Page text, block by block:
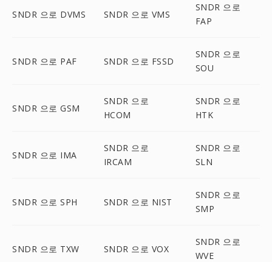
SNDR 으로 DVMS SNDR 으로 VMS
SNDR 으로
FAP
SNDR 으로 PAF SNDR 으로 FSSD
SNDR 으로
SOU
SNDR 으로 GSM
SNDR 으로
HCOM
SNDR 으로
HTK
SNDR 으로 IMA
SNDR 으로
IRCAM
SNDR 으로
SLN
SNDR 으로 SPH SNDR 으로 NIST
SNDR 으로
SMP
SNDR 으로 TXW SNDR 으로 VOX
SNDR 으로
WVE